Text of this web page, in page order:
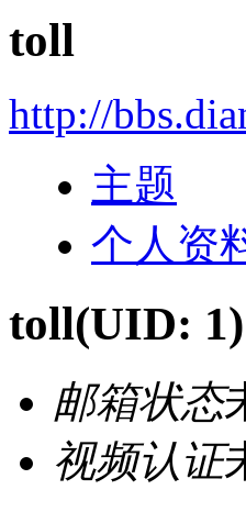
toll
http://
主题
个人资
toll(UID: 1)
邮箱状态
视频认证